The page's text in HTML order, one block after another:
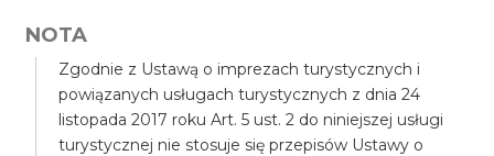
NOTA
Zgodnie z Ustawą o imprezach turystycznych i
powiązanych usługach turystycznych z dnia 24
listopada 2017 roku Art. 5 ust. 2 do niniejszej usługi
turystycznej nie stosuje się przepisów Ustawy o